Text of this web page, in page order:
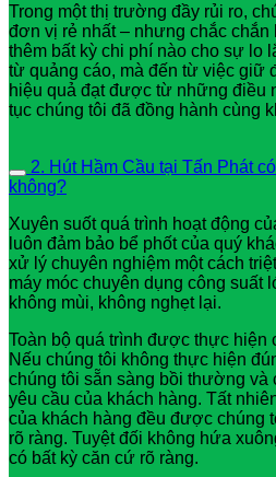
Trong một thị trường đầy rủi ro,
đơn vị rẻ nhất – nhưng chắc
thêm bất kỳ chi phí nào cho sự lo
từ quảng cáo, mà đến từ việc giữ
hiệu quả đạt được từ những điều
tục chúng tôi đã đồng hành cùng
2. Hút Hầm Cầu tại Tấn Phát
không?
Xuyên suốt quá trình hoạt động
luôn đảm bảo bể phốt của quý
xử lý chuyên nghiệm một cách
máy móc chuyên dụng công suất
không mùi, không nghẹt lại.
Toàn bộ quá trình được thực hiện
Nếu chúng tôi không thực hiện
chúng tôi sẵn sàng bồi thường và
yêu cầu của khách hàng. Tất
của khách hàng đều được chúng
rõ ràng. Tuyệt đối không hứa
có bất kỳ căn cứ rõ ràng.